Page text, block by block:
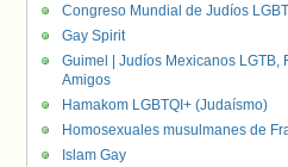
Congreso Mundial de Judíos LGBT
Gay Spirit
Guimel | Judíos Mexicanos LGTB,
Amigos
Hamakom LGBTQI+ (Judaísmo)
Homosexuales musulmanes de
Islam Gay